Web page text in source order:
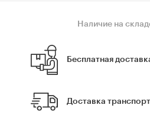
Наличие на
Бесплатная
Доставка